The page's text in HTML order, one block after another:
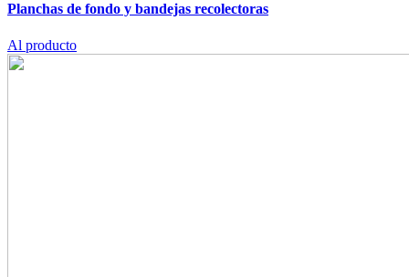
Planchas de fondo y bandejas recolectoras
Al producto